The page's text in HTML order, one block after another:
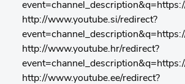
http://www.youtube.si/redirect?
http://www.youtube.hr/redirect?
http://www.youtube.ee/redirect?